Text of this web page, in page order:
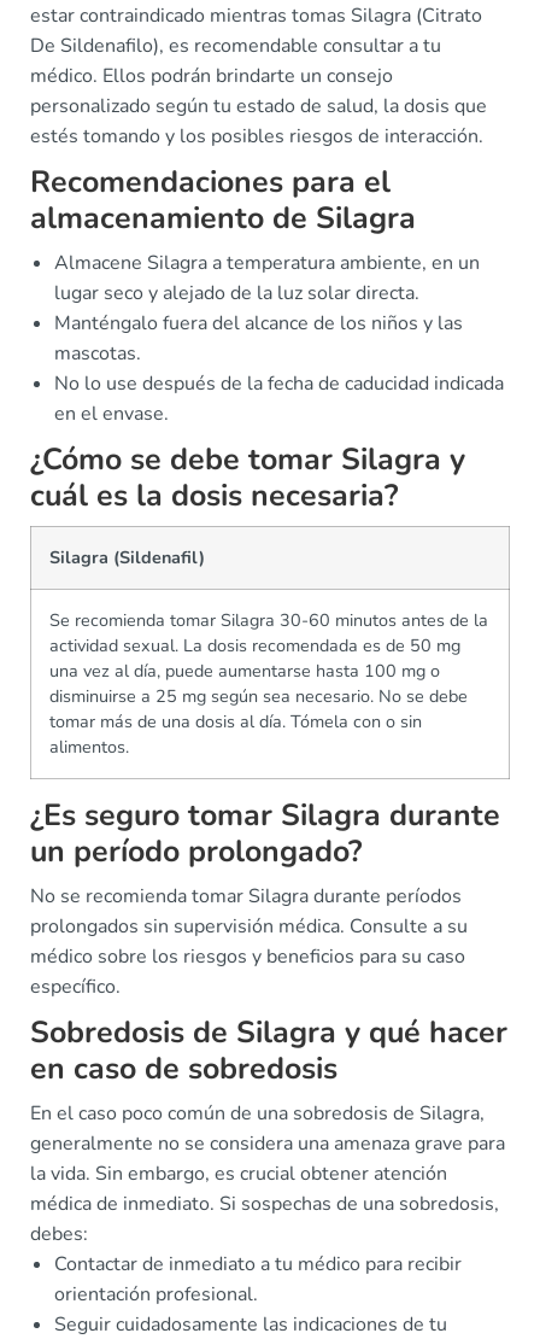
estar contraindicado mientras tomas Silagra (Citrato
De Sildenafilo), es recomendable consultar a tu
médico. Ellos podrán brindarte un consejo
personalizado según tu estado de salud, la dosis que
estés tomando y los posibles riesgos de interacción.
Recomendaciones para el
almacenamiento de Silagra
Almacene Silagra a temperatura ambiente, en un
lugar seco y alejado de la luz solar directa.
Manténgalo fuera del alcance de los niños y las
mascotas.
No lo use después de la fecha de caducidad indicada
en el envase.
¿Cómo se debe tomar Silagra y
cuál es la dosis necesaria?
Silagra (Sildenafil)
Se recomienda tomar Silagra 30-60 minutos antes de la
actividad sexual. La dosis recomendada es de 50 mg
una vez al día, puede aumentarse hasta 100 mg o
disminuirse a 25 mg según sea necesario. No se debe
tomar más de una dosis al día. Tómela con o sin
alimentos.
¿Es seguro tomar Silagra durante
un período prolongado?
No se recomienda tomar Silagra durante períodos
prolongados sin supervisión médica. Consulte a su
médico sobre los riesgos y beneficios para su caso
específico.
Sobredosis de Silagra y qué hacer
en caso de sobredosis
En el caso poco común de una sobredosis de Silagra,
generalmente no se considera una amenaza grave para
la vida. Sin embargo, es crucial obtener atención
médica de inmediato. Si sospechas de una sobredosis,
debes:
Contactar de inmediato a tu médico para recibir
orientación profesional.
Seguir cuidadosamente las indicaciones de tu